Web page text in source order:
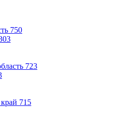
750
723
715